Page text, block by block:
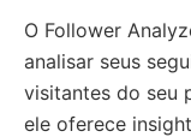
O Follower
analisar seus
visitantes do seu
ele oferece